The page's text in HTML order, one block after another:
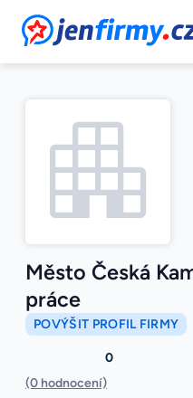
JenFirmy.cz
Město Česká
práce
POVÝŠIT PROFIL FIRMY
0
(0 hodnocení)